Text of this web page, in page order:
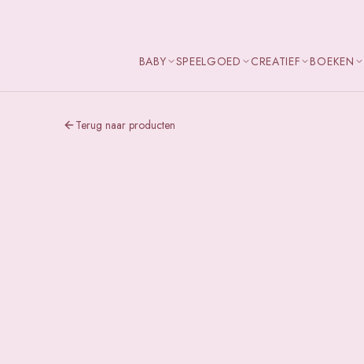
BABY SPEELGOED CREATIEF BOEKEN
Terug naar producten